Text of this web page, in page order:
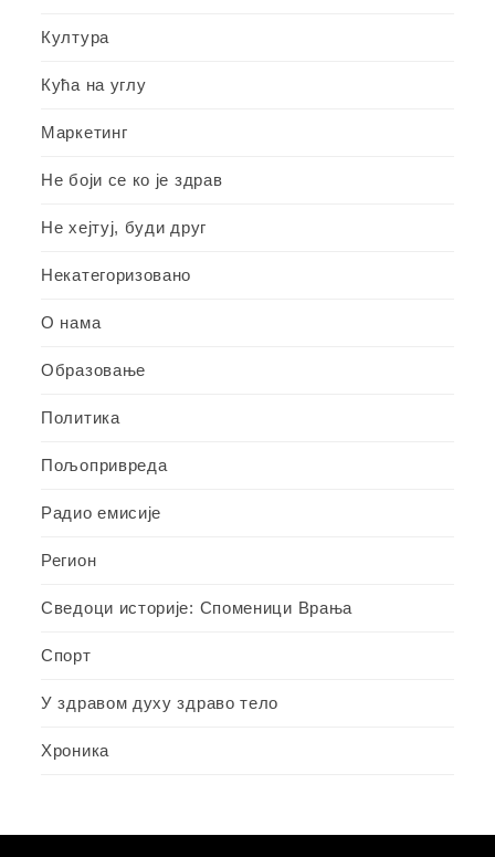
Култура
Кућа на углу
Маркетинг
Не боји се ко је здрав
Не хејтуј, буди друг
Некатегоризовано
О нама
Образовање
Политика
Пољопривреда
Радио емисије
Регион
Сведоци историје: Споменици Врања
Спорт
У здравом духу здраво тело
Хроника